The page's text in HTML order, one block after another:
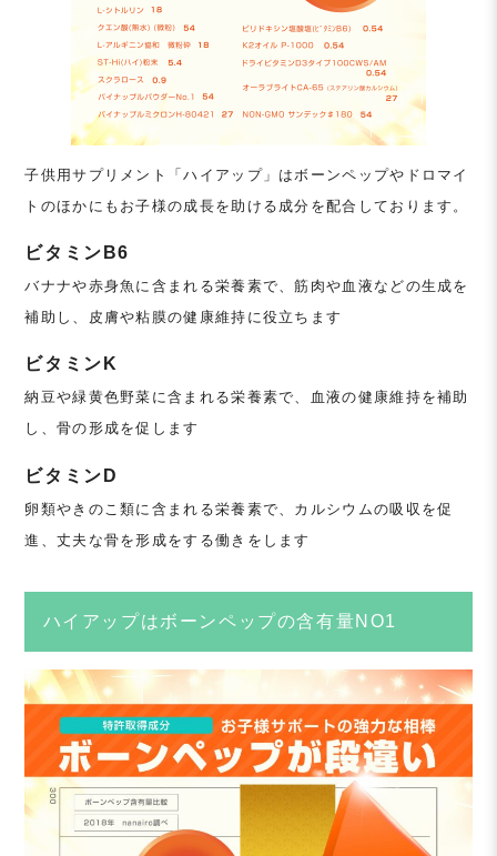
子供用サプリメント「ハイアップ」はボーンペップやドロマイ
トのほかにもお子様の成長を助ける成分を配合しております。
ビタミンB6
バナナや赤身魚に含まれる栄養素で、筋肉や血液などの生成を
補助し、皮膚や粘膜の健康維持に役立ちます
ビタミンK
納豆や緑黄色野菜に含まれる栄養素で、血液の健康維持を補助
し、骨の形成を促します
ビタミンD
卵類やきのこ類に含まれる栄養素で、カルシウムの吸収を促
進、丈夫な骨を形成をする働きをします
ハイアップはボーンペップの含有量NO1